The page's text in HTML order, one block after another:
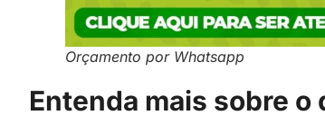
Orçamento por Whatsapp
Entenda mais sobre